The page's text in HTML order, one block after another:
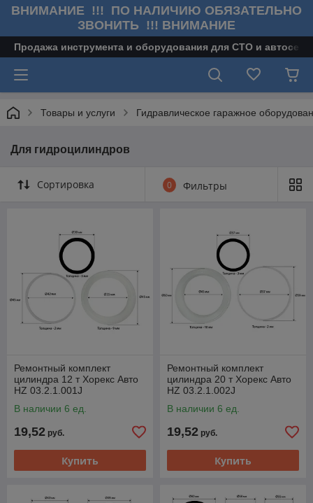
ВНИМАНИЕ !!! ПО НАЛИЧИЮ ОБЯЗАТЕЛЬНО
ЗВОНИТЬ !!! ВНИМАНИЕ
Продажа инструмента и оборудования для СТО и
Товары и услуги Гидравлическое гаражное
Для гидроцилиндров
Сортировка 0 Фильтры
Ремонтный комплект
цилиндра 12 т Хорекс Авто
HZ 03.2.1.001J
В наличии 6 ед.
19,52 руб.
Купить
Ремонтный комплект
цилиндра 20 т Хорекс Авто
HZ 03.2.1.002J
В наличии 6 ед.
19,52 руб.
Купить